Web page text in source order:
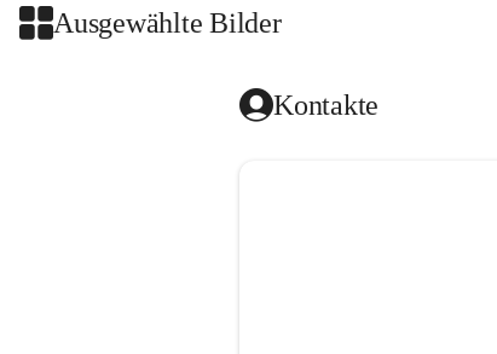
Ausgewählte Bilder
Kontakte